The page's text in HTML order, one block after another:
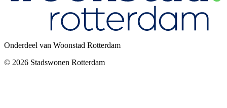
Onderdeel van Woonstad Rotterdam
© 2026 Stadswonen Rotterdam